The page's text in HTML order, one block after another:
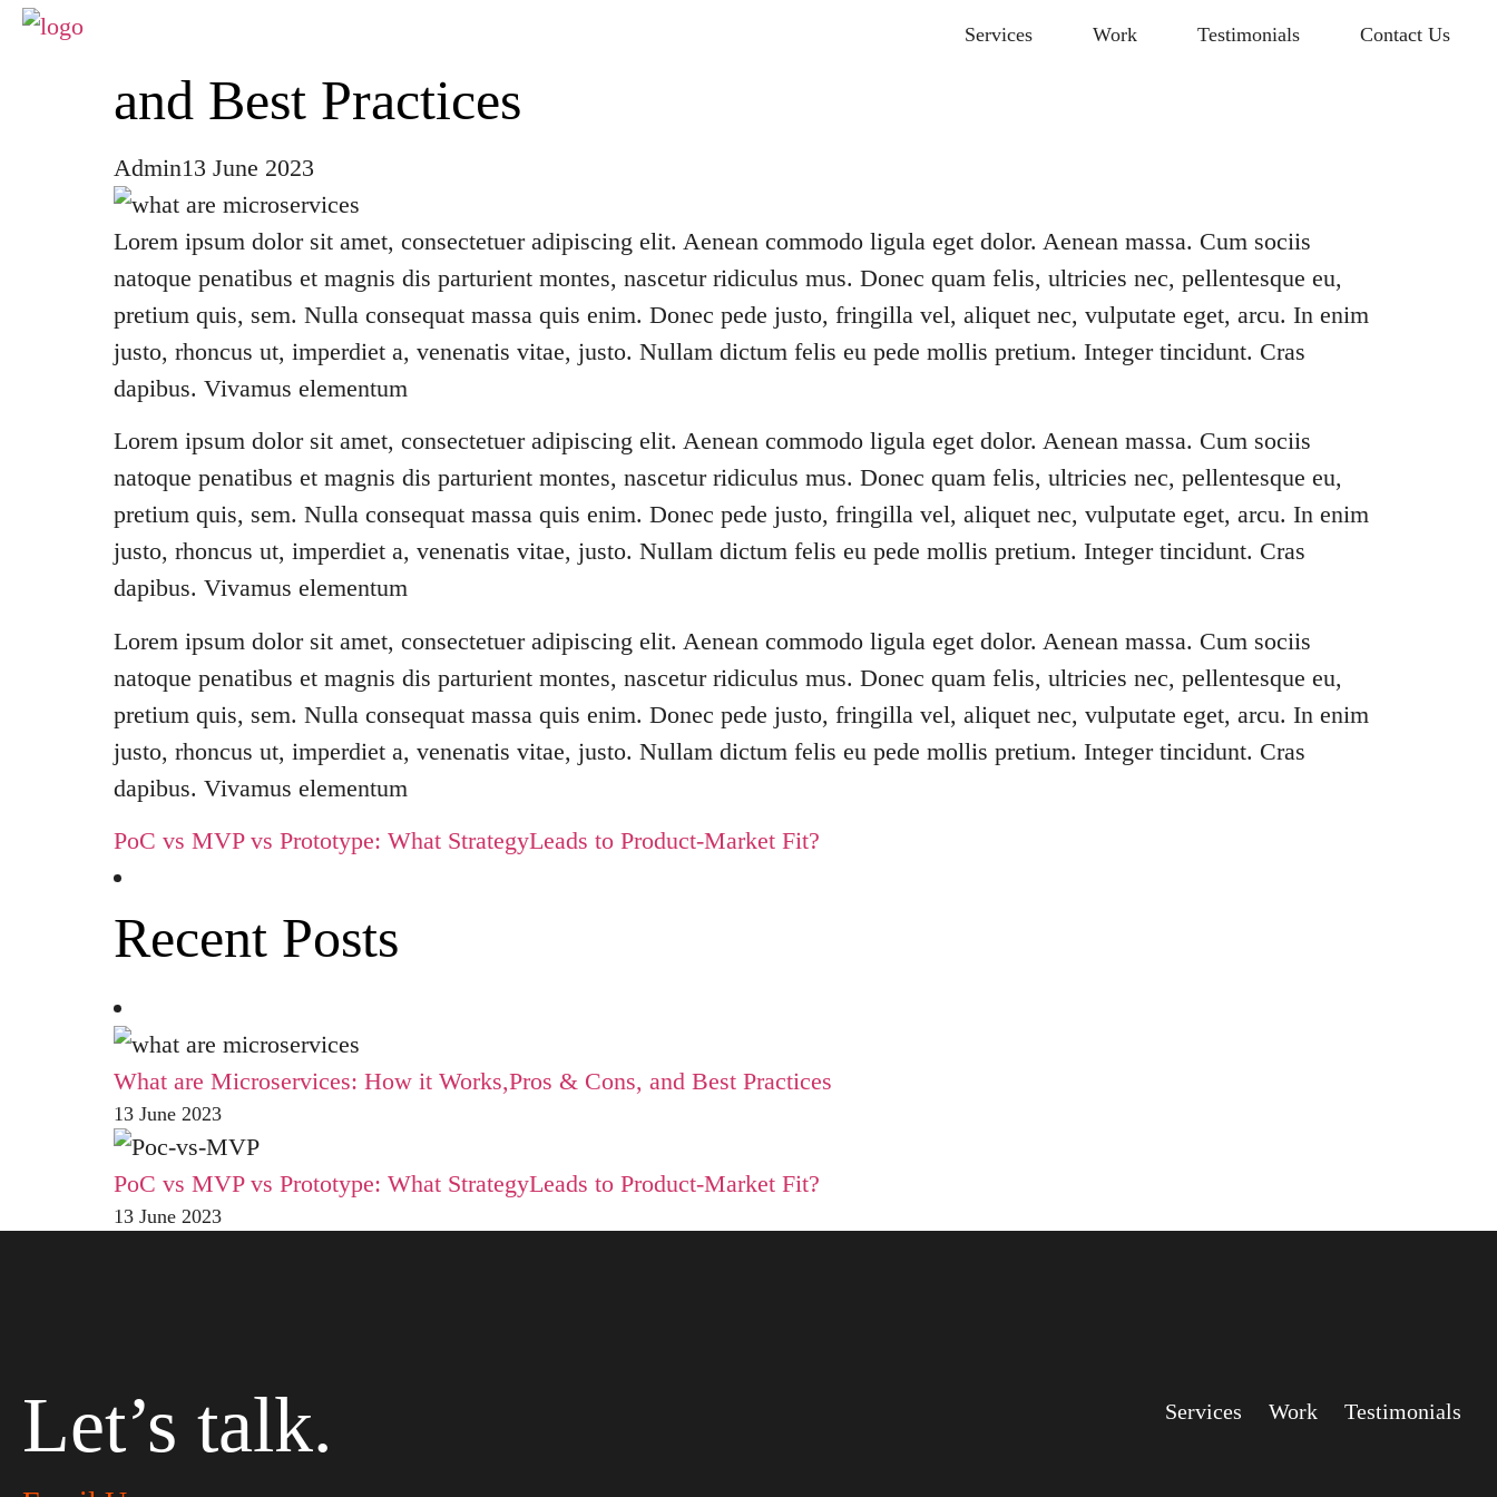
Services Work Testimonials Contact Us
What are Microservices: How it Works,Pros & Cons,
and Best Practices
Admin13 June 2023
Lorem ipsum dolor sit amet, consectetuer adipiscing elit. Aenean commodo ligula eget dolor. Aenean massa. Cum sociis
natoque penatibus et magnis dis parturient montes, nascetur ridiculus mus. Donec quam felis, ultricies nec, pellentesque eu,
pretium quis, sem. Nulla consequat massa quis enim. Donec pede justo, fringilla vel, aliquet nec, vulputate eget, arcu. In enim
justo, rhoncus ut, imperdiet a, venenatis vitae, justo. Nullam dictum felis eu pede mollis pretium. Integer tincidunt. Cras
dapibus. Vivamus elementum
Lorem ipsum dolor sit amet, consectetuer adipiscing elit. Aenean commodo ligula eget dolor. Aenean massa. Cum sociis
natoque penatibus et magnis dis parturient montes, nascetur ridiculus mus. Donec quam felis, ultricies nec, pellentesque eu,
pretium quis, sem. Nulla consequat massa quis enim. Donec pede justo, fringilla vel, aliquet nec, vulputate eget, arcu. In enim
justo, rhoncus ut, imperdiet a, venenatis vitae, justo. Nullam dictum felis eu pede mollis pretium. Integer tincidunt. Cras
dapibus. Vivamus elementum
Lorem ipsum dolor sit amet, consectetuer adipiscing elit. Aenean commodo ligula eget dolor. Aenean massa. Cum sociis
natoque penatibus et magnis dis parturient montes, nascetur ridiculus mus. Donec quam felis, ultricies nec, pellentesque eu,
pretium quis, sem. Nulla consequat massa quis enim. Donec pede justo, fringilla vel, aliquet nec, vulputate eget, arcu. In enim
justo, rhoncus ut, imperdiet a, venenatis vitae, justo. Nullam dictum felis eu pede mollis pretium. Integer tincidunt. Cras
dapibus. Vivamus elementum
PoC vs MVP vs Prototype: What StrategyLeads to Product-Market Fit?
Recent Posts
What are Microservices: How it Works,Pros & Cons, and Best Practices
13 June 2023
PoC vs MVP vs Prototype: What StrategyLeads to Product-Market Fit?
13 June 2023
Let’s talk. Services Work Testimonials